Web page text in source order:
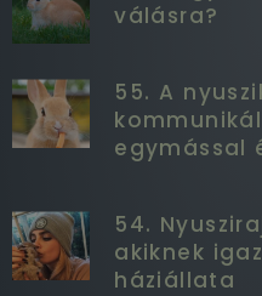
válásra?
55. A
egymással
54.
akiknek
háziállata